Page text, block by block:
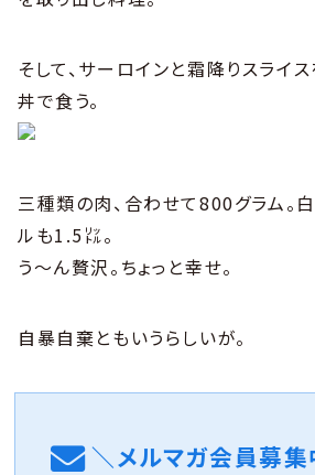
そして、サーロインと霜降りスライ
丼で食う。
三種類の肉、合わせて800グラム。
ルも1.5㍑。
う〜ん贅沢。ちょっと幸せ。
自暴自棄ともいうらしいが。
＼メルマガ会員募集